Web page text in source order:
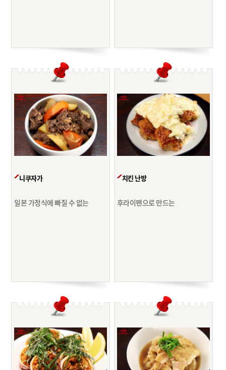
니쿠자가
일본 가정식에 빠질 수 없는
치킨 난방
후라이팬으로 만드는